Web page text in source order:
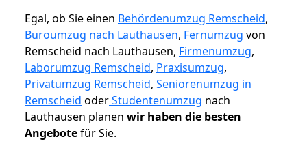
Egal, ob Sie einen Behördenumzug Remscheid,
Büroumzug nach Lauthausen, Fernumzug von
Remscheid nach Lauthausen, Firmenumzug,
Laborumzug Remscheid, Praxisumzug,
Privatumzug Remscheid, Seniorenumzug in
Remscheid oderStudentenumzug nach
Lauthausen planen wir haben die besten
Angebotefür Sie.